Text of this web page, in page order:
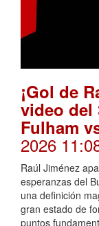
¡Gol de
video del
Fulham
2026
Raúl Jiménez
esperanzas del
una definición
gran estado de
puntos